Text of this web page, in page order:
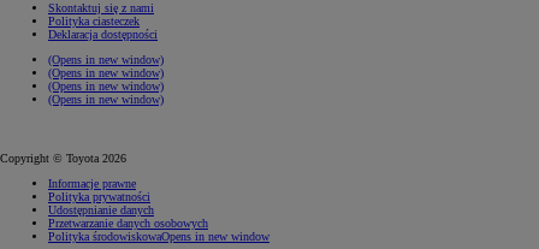
Skontaktuj się z nami
Polityka ciasteczek
Deklaracja dostępności
(Opens in new window)
(Opens in new window)
(Opens in new window)
(Opens in new window)
Copyright © Toyota 2026
Informacje prawne
Polityka prywatności
Udostępnianie danych
Przetwarzanie danych osobowych
Polityka środowiskowaOpens in new window